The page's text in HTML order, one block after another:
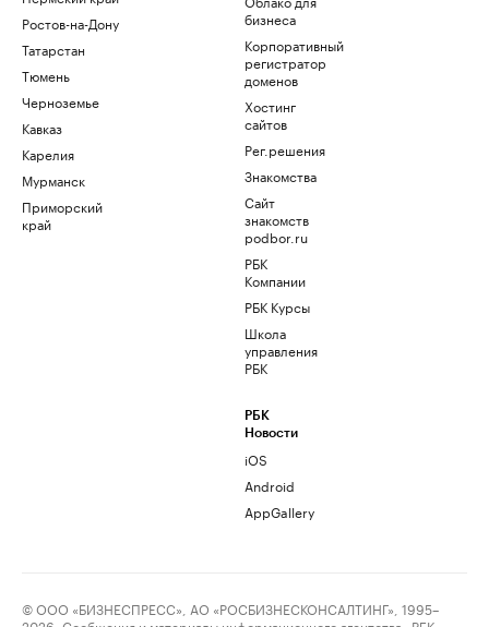
Ростов-на-Дону
Татарстан
Тюмень
Черноземье
Кавказ
Карелия
Мурманск
Приморский
край
бизнеса
Корпоративный
регистратор
доменов
Хостинг
сайтов
Рег.решения
Знакомства
Сайт
знакомств
podbor.ru
РБК
Компании
РБК Курсы
Школа
управления
РБК
РБК
Новости
iOS
Android
AppGallery
© ООО «БИЗНЕСПРЕСС», АО «РОСБИЗНЕСКОНСАЛТИНГ», 1995–